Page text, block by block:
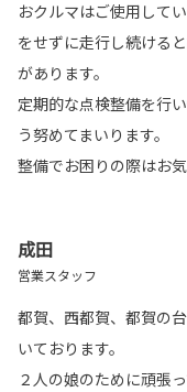
おクルマはご使用して
をせずに走行し続ける
があります。
定期的な点検整備を行
う努めてまいります。
整備でお困りの際はお
成田
営業スタッフ
都賀、西都賀、都賀の
いております。
２人の娘のために頑張っ